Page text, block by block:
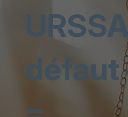
défaut